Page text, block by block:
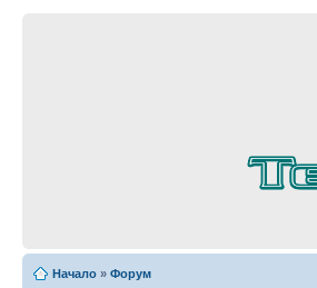
Начало » Форум